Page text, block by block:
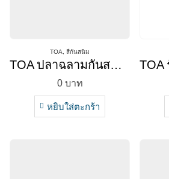
TOA สีกันสนิม
TOA ปลาฉลามกันสนิมแดง
0 บาท
หยิบใส่ตะกร้า